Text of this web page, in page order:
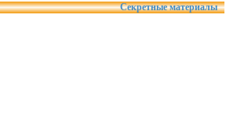
Секретные материалы